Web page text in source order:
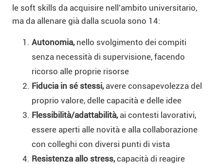
le soft skills da acquisire nell’ambito universitario,
ma da allenare già dalla scuola sono 14:
Autonomia, nello svolgimento dei compiti
senza necessità di supervisione, facendo
ricorso alle proprie risorse
Fiducia in sé stessi, avere consapevolezza del
proprio valore, delle capacità e delle idee
Flessibilità/adattabilità, ai contesti lavorativi,
essere aperti alle novità e alla collaborazione
con colleghi con diversi punti di vista
Resistenza allo stress,capacità di reagire